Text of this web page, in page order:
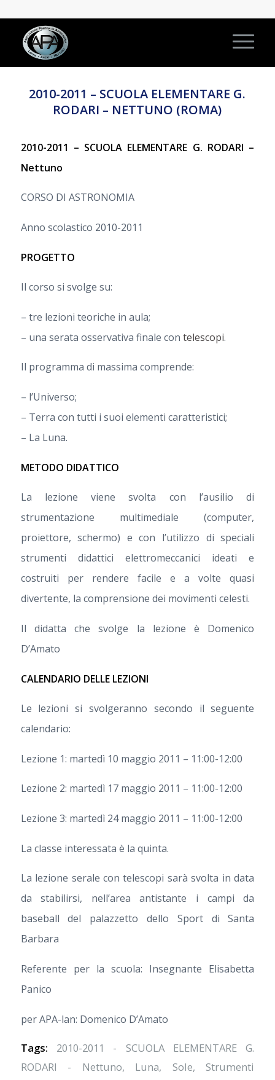
2010-2011 – SCUOLA ELEMENTARE G.
RODARI – NETTUNO (ROMA)
2010-2011 – SCUOLA ELEMENTARE G. RODARI –
Nettuno
CORSO DI ASTRONOMIA
Anno scolastico 2010-2011
PROGETTO
Il corso si svolge su:
– tre lezioni teoriche in aula;
– una serata osservativa finale con telescopi.
Il programma di massima comprende:
– l’Universo;
– Terra con tutti i suoi elementi caratteristici;
– La Luna.
METODO DIDATTICO
La lezione viene svolta con l’ausilio di
strumentazione multimediale (computer,
proiettore, schermo) e con l’utilizzo di speciali
strumenti didattici elettromeccanici ideati e
costruiti per rendere facile e a volte quasi
divertente, la comprensione dei movimenti celesti.
Il didatta che svolge la lezione è Domenico
D’Amato
CALENDARIO DELLE LEZIONI
Le lezioni si svolgeranno secondo il seguente
calendario:
Lezione 1: martedì 10 maggio 2011 – 11:00-12:00
Lezione 2: martedì 17 maggio 2011 – 11:00-12:00
Lezione 3: martedì 24 maggio 2011 – 11:00-12:00
La classe interessata è la quinta.
La lezione serale con telescopi sarà svolta in data
da stabilirsi, nell’area antistante i campi da
baseball del palazzetto dello Sport di Santa
Barbara
Referente per la scuola: Insegnante Elisabetta
Panico
per APA-lan: Domenico D’Amato
Tags:
2010-2011 - SCUOLA ELEMENTARE G.
RODARI - Nettuno, Luna, Sole,Strumenti